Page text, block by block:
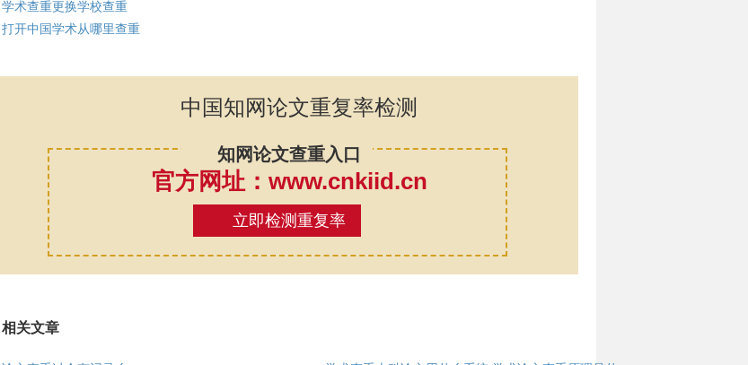
学术查重更换学校查重
打开中国学术从哪里查重
中国知网论文重复率检测
知网论文查重入口
官方网址：www.cnkiid.cn
立即检测重复率
相关文章